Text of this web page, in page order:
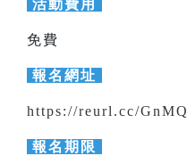
活動費用
免費
報名網址
https://reurl.cc/
報名期限